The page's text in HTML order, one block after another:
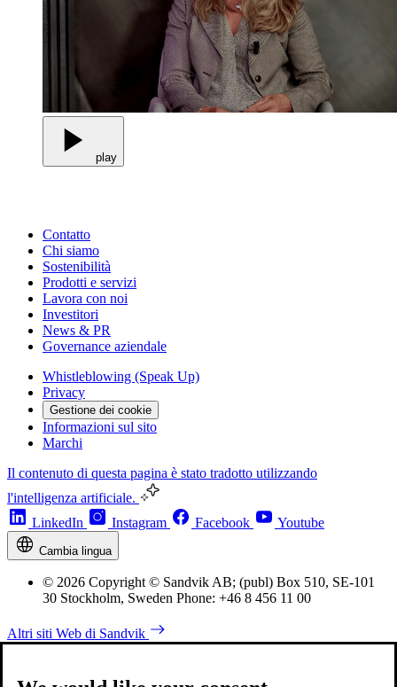
play
Contatto
Chi siamo
Sostenibilità
Prodotti e servizi
Lavora con noi
Investitori
News & PR
Governance aziendale
Whistleblowing (Speak Up)
Privacy
Gestione dei cookie
Informazioni sul sito
Marchi
Il contenuto di questa pagina è stato tradotto utilizzando
l'intelligenza artificiale.
LinkedIn
Instagram Facebook Youtube
Cambia lingua
© 2026 Copyright © Sandvik AB; (publ) Box 510, SE-101
30 Stockholm, Sweden Phone: +46 8 456 11 00
Altri siti Web di Sandvik